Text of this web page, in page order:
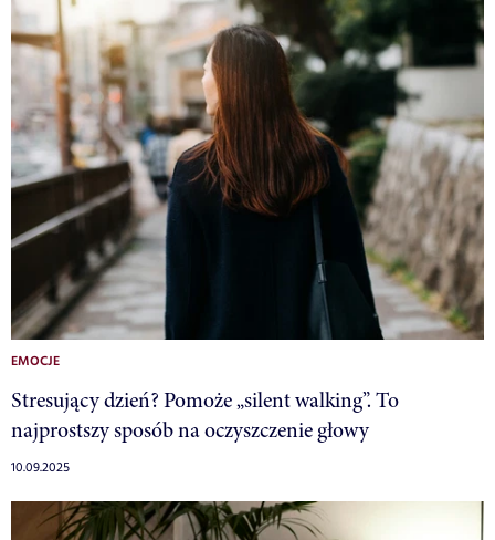
EMOCJE
Stresujący dzień? Pomoże „silent walking”. To
najprostszy sposób na oczyszczenie głowy
10.09.2025